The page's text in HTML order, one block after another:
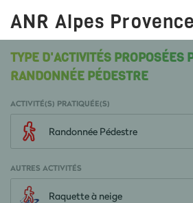
ANR Alpes Provence
TYPE D'ACTIVITÉS PROPOSÉES
RANDONNÉE PÉDESTRE
ACTIVITÉ(S) PRATIQUÉE(S)
Randonnée Pédestre
AUTRES ACTIVITÉS
Raquette à neige